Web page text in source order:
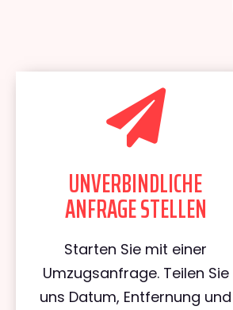
UNVERBINDLICHE
ANFRAGE STELLEN
Starten Sie mit einer
Umzugsanfrage. Teilen Sie
uns Datum, Entfernung und